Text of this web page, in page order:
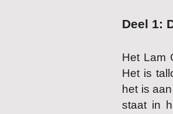
Deel 1:
Het Lam
Het is
het is
staat in